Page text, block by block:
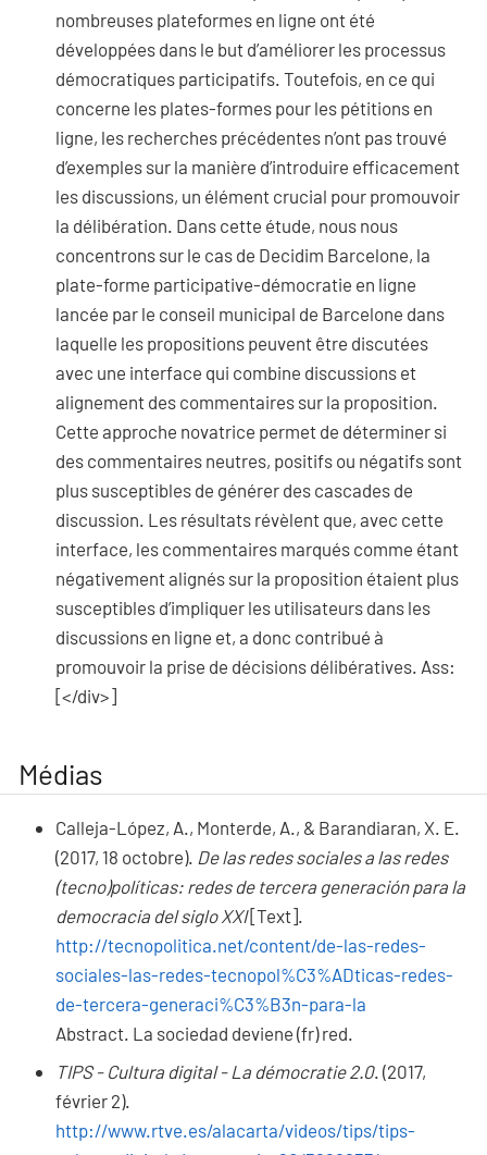
nombreuses plateformes en ligne ont été
développées dans le but d’améliorer les processus
démocratiques participatifs. Toutefois, en ce qui
concerne les plates-formes pour les pétitions en
ligne, les recherches précédentes n’ont pas trouvé
d’exemples sur la manière d’introduire efficacement
les discussions, un élément crucial pour promouvoir
la délibération. Dans cette étude, nous nous
concentrons sur le cas de Decidim Barcelone, la
plate-forme participative-démocratie en ligne
lancée par le conseil municipal de Barcelone dans
laquelle les propositions peuvent être discutées
avec une interface qui combine discussions et
alignement des commentaires sur la proposition.
Cette approche novatrice permet de déterminer si
des commentaires neutres, positifs ou négatifs sont
plus susceptibles de générer des cascades de
discussion. Les résultats révèlent que, avec cette
interface, les commentaires marqués comme étant
négativement alignés sur la proposition étaient plus
susceptibles d’impliquer les utilisateurs dans les
discussions en ligne et, a donc contribué à
promouvoir la prise de décisions délibératives. Ass:
[</div>]
Médias
Calleja-López, A., Monterde, A., & Barandiaran, X. E.
(2017, 18 octobre). De las redes sociales a las redes
(tecno)políticas: redes de tercera generación para la
democracia del siglo XXI[Text].
http://tecnopolitica.net/content/de-las-redes-
sociales-las-redes-tecnopol%C3%ADticas-redes-
de-tercera-generaci%C3%B3n-para-la
Abstract. La sociedad deviene (fr) red.
TIPS - Cultura digital - La démocratie 2.0. (2017,
février 2).
http://www.rtve.es/alacarta/videos/tips/tips-